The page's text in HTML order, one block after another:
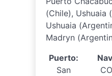
(Chile), Ushuaia
Ushuaia
Madryn
Puerto:
San